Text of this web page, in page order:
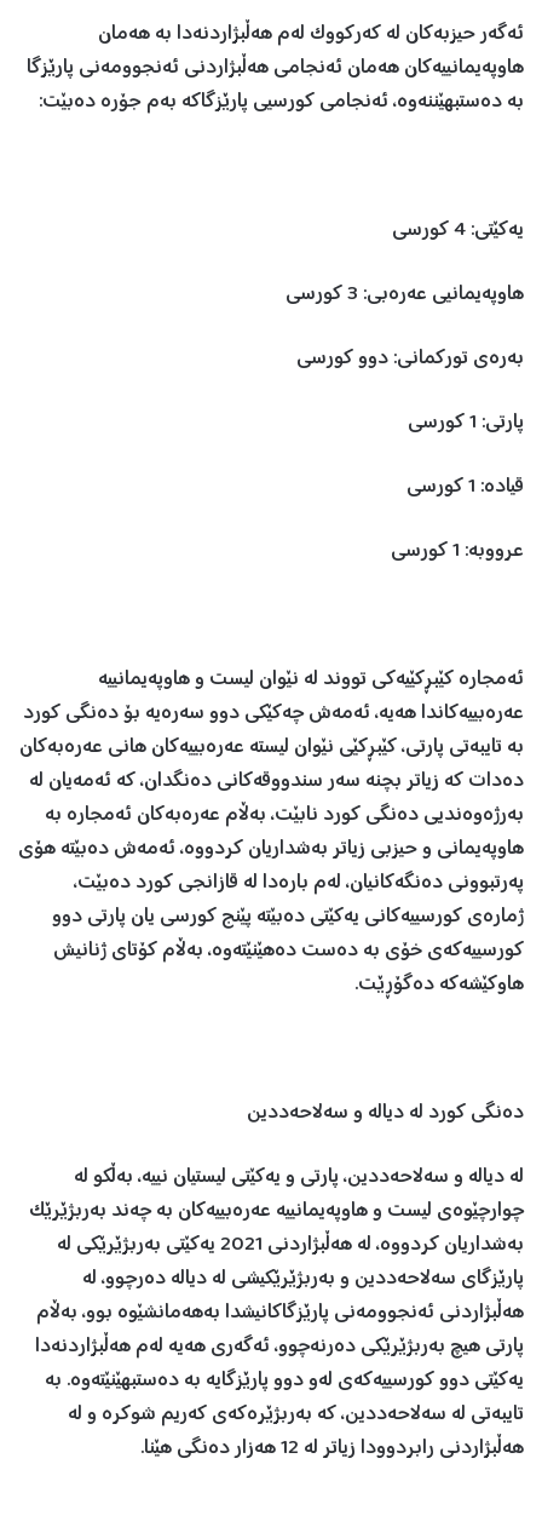
ئەگەر حیزبەکان لە کەرکووک لەم هەڵبژاردنەدا بە هەمان
هاوپەیمانییەکان هەمان ئەنجامی هەڵبژاردنی ئەنجوومەنی پارێزگا
بە دەستبهێننەوە، ئەنجامی کورسیی پارێزگاکە بەم جۆرە دەبێت:
یەکێتی: 4 کورسی
هاوپەیمانیی عەرەبی: 3 کورسی
بەرەی تورکمانی: دوو کورسی
پارتی: 1 کورسی
قیادە: 1 کورسی
عرووبە: 1 کورسی
ئەمجارە کێبڕکێیەکی تووند لە نێوان لیست و هاوپەیمانییە
عەرەبییەکاندا هەیە، ئەمەش چەکێکی دوو سەرەیە بۆ دەنگی کورد
بە تایبەتی پارتی، کێبڕکێی نێوان لیستە عەرەبییەکان هانی عەرەبەکان
دەدات کە زیاتر بچنە سەر سندووقەکانی دەنگدان، کە ئەمەیان لە
بەرژەوەندیی دەنگی کورد نابێت، بەڵام عەرەبەکان ئەمجارە بە
هاوپەیمانی و حیزبی زیاتر بەشداریان کردووە، ئەمەش دەبێتە هۆی
پەرتبوونی دەنگەکانیان، لەم بارەدا لە قازانجی کورد دەبێت،
ژمارەی کورسییەکانی یەکێتی دەبێتە پێنج کورسی یان پارتی دوو
کورسییەکەی خۆی بە دەست دەهێنێتەوە، بەڵام کۆتای ژنانیش
هاوکێشەکە دەگۆڕێت.
دەنگی کورد لە دیالە و سەلاحەددین
لە دیالە و سەلاحەددین، پارتی و یەکێتی لیستیان نییە، بەڵکو لە
چوارچێوەی لیست و هاوپەیمانییە عەرەبییەکان بە چەند بەربژێرێک
بەشداریان کردووە، لە ‌هەڵبژاردنی 2021 یەکێتی بەربژێرێکی لە
پارێزگای سەلاحەددین و بەربژێرێکیشی لە دیالە دەرچوو، لە
‌هەڵبژاردنی ئەنجوومەنی پارێزگاکانیشدا بەهەمانشێوە بوو، بەڵام
پارتی هیچ بەربژێرێکی دەرنەچوو، ئەگەری هەیە لەم هەڵبژاردنەدا
یەكێتی دوو کورسییەکەی لەو دوو پارێزگایە بە دەستبهێنێتەوە. بە
تایبەتی لە سەلاحەددین، کە بەربژێرەکەی کەریم شوکرە و لە
هەڵبژاردنی رابردوودا زیاتر لە 12 هەزار دەنگی ‌هێنا.